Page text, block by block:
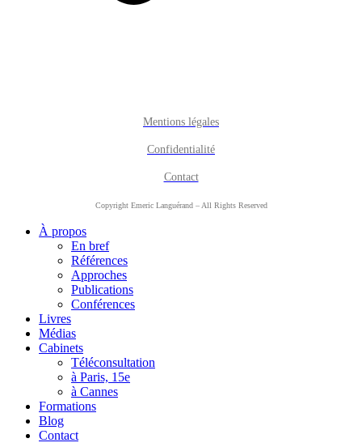
Mentions légales
Confidentialité
Contact
Copyright Emeric Languérand – All Rights Reserved
À propos
En bref
Références
Approches
Publications
Conférences
Livres
Médias
Cabinets
Téléconsultation
à Paris, 15e
à Cannes
Formations
Blog
Contact